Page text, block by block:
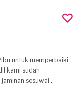
kami sudah
sesuwai